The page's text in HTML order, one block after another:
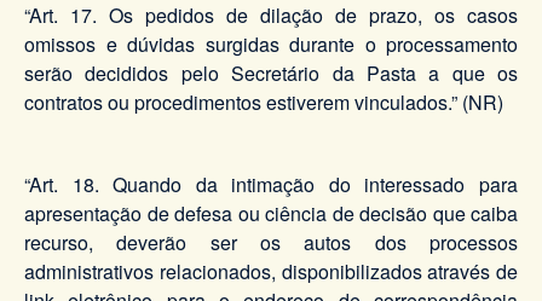
“Art. 17. Os pedidos de dilação de prazo, os casos
omissos e dúvidas surgidas durante o processamento
serão decididos pelo Secretário da Pasta a que os
contratos ou procedimentos estiverem vinculados.” (NR)
“Art. 18. Quando da intimação do interessado para
apresentação de defesa ou ciência de decisão que caiba
recurso, deverão ser os autos dos processos
administrativos relacionados, disponibilizados através de